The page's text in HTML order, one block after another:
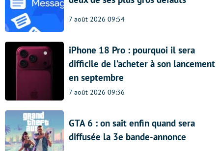
7 août 2026 09:54
iPhone 18 Pro : pourquoi il sera
difficile de l’acheter à son lancement
en septembre
7 août 2026 09:36
GTA 6 : on sait enfin quand sera
diffusée la 3e bande-annonce